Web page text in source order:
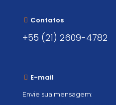
Contatos
+55 (21) 2609-4782
E-mail
Envie sua mensagem: